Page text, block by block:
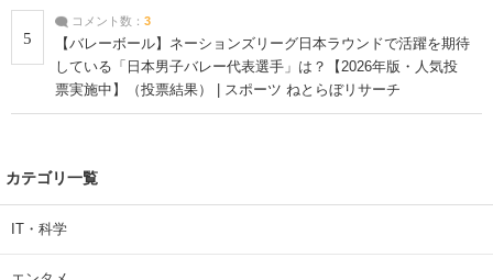
5
コメント数： 3
【バレーボール】ネーションズリーグ日本ラウンドで活躍を期待
している「日本男子バレー代表選手」は？【2026年版・人気投
票実施中】（投票結果） | スポーツ ねとらぼリサーチ
カテゴリ一覧
IT・科学